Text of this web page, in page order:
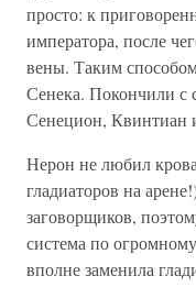
просто: к
императора, после
вены. Таким
Сенека. Покончили с
Сенецион, Квинтиан
Нерон не любил
гладиаторов на
заговорщиков,
система по
вполне заменила